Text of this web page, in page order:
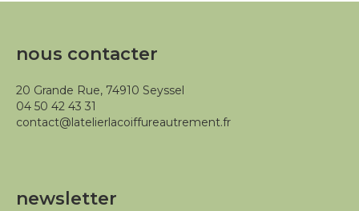
nous contacter
20 Grande Rue, 74910 Seyssel
04 50 42 43 31
contact@latelierlacoiffureautrement.fr
newsletter